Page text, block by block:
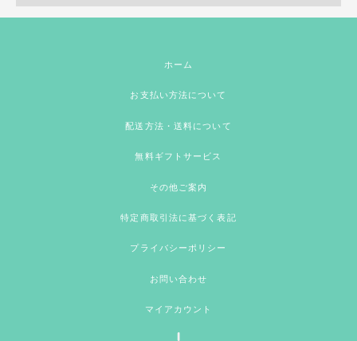
ホーム
お支払い方法について
配送方法・送料について
無料ギフトサービス
その他ご案内
特定商取引法に基づく表記
プライバシーポリシー
お問い合わせ
マイアカウント